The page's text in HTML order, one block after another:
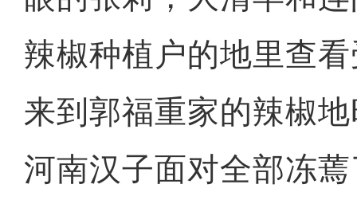
辣椒种植户的地里查
来到郭福重家的辣椒
河南汉子面对全部冻